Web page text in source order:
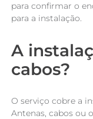
para confirmar o
para a instalação.
A
cabos?
O serviço cobre a
Antenas, cabos ou